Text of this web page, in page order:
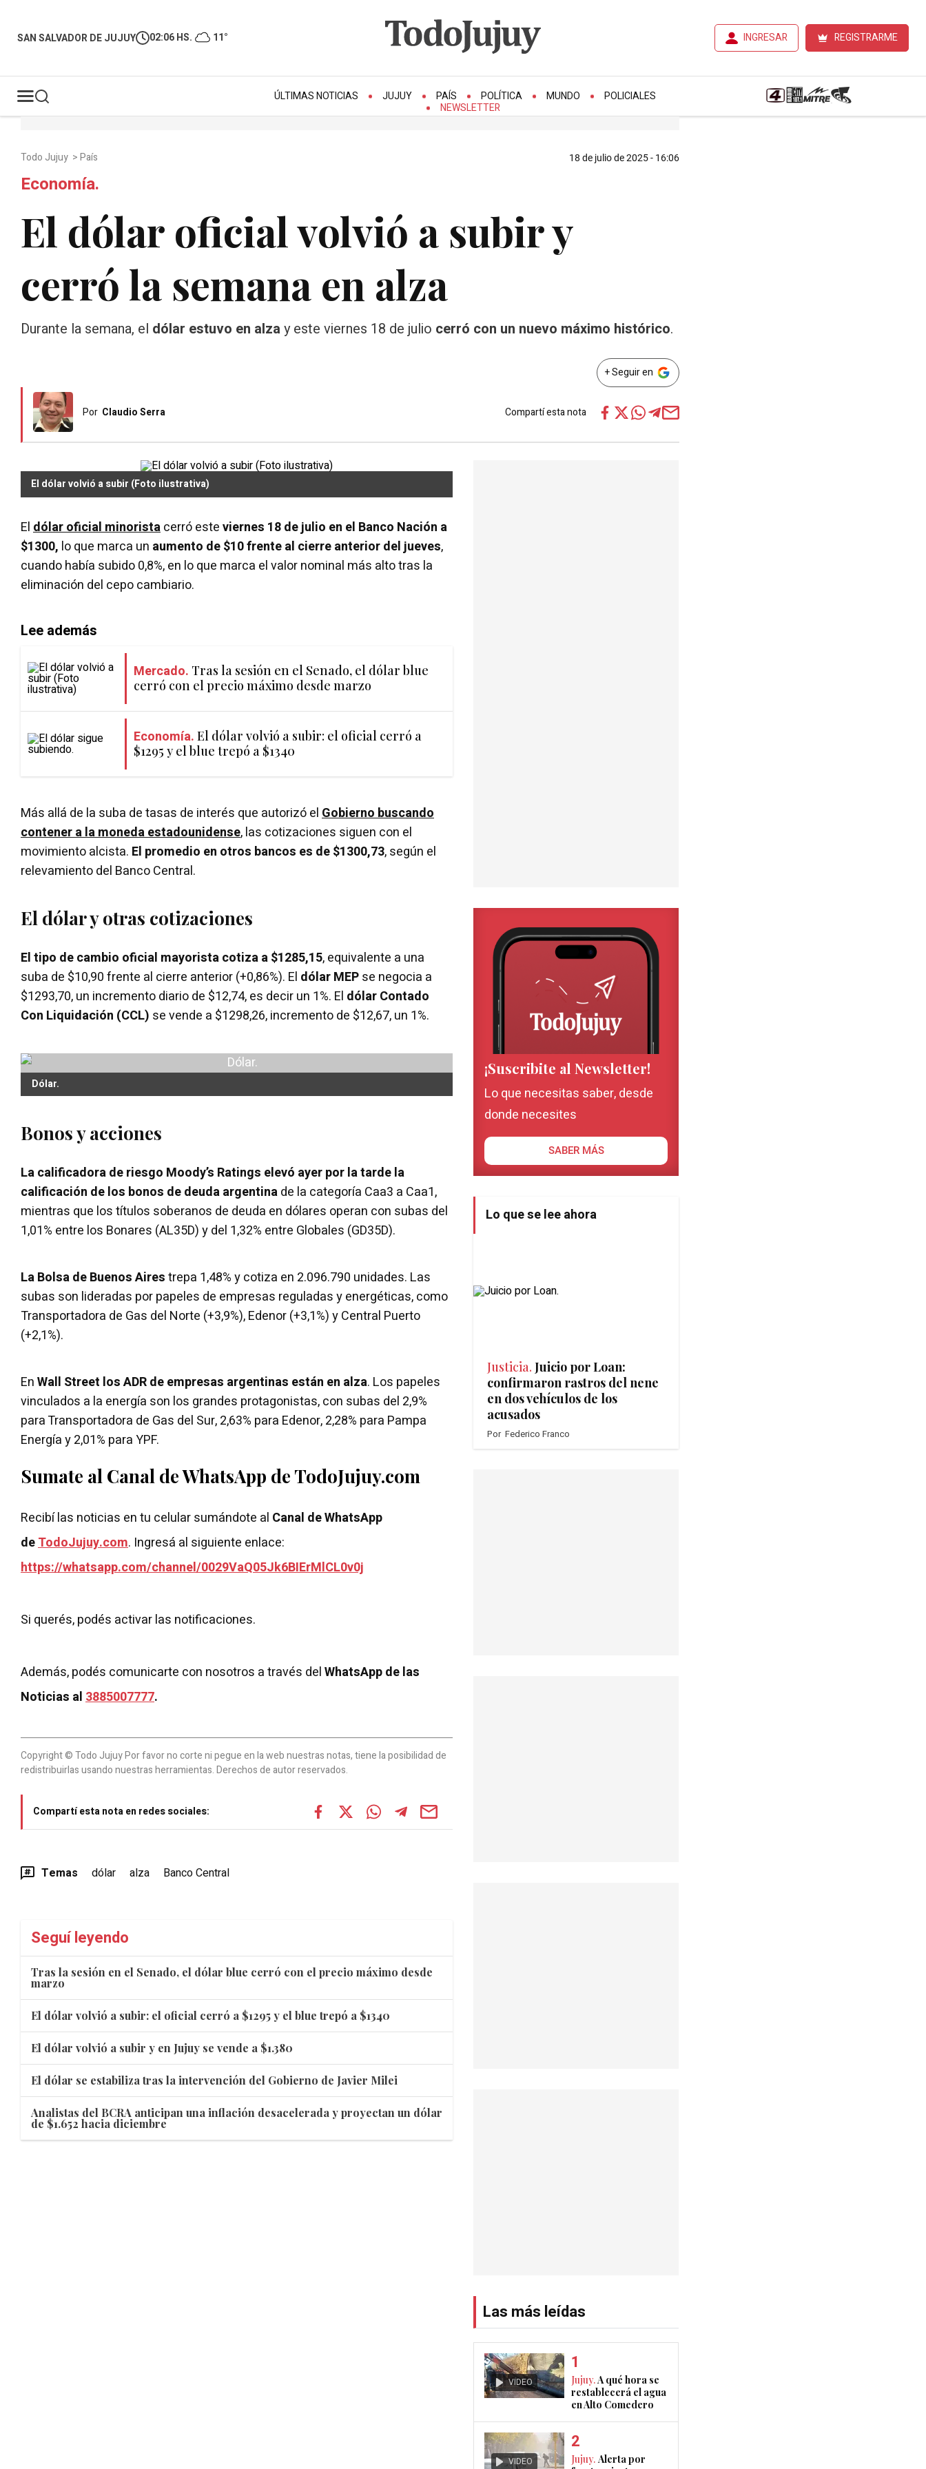
SAN SALVADOR DE JUJUY 02:06 HS. 11° INGRESAR REGISTRARME
ÚLTIMAS NOTICIAS JUJUY PAÍS POLÍTICA MUNDO
POLICIALES
NEWSLETTER
Todo Jujuy >País 18 de julio de 2025 - 16:06
Economía.
El dólar oficial volvió a subir y
cerró la semana en alza
Durante la semana, el dólar estuvo en alza y este viernes 18 de julio cerró con un nuevo máximo histórico.
+ Seguir en
Por Claudio Serra Compartí esta nota
El dólar volvió a subir (Foto ilustrativa)
Eldólar oficial minoristacerró esteviernes 18 de julio en el Banco Nación a
$1300, lo que marca un aumento de $10 frente al cierre anterior del jueves,
cuando había subido 0,8%, en lo que marca el valor nominal más alto tras la
eliminación del cepo cambiario.
Lee además
Mercado. Tras la sesión en el Senado, el dólar blue
cerró con el precio máximo desde marzo
Economía. El dólar volvió a subir: el oficial cerró a
$1295 y el blue trepó a $1340
Más allá de la suba de tasas de interés que autorizó elGobierno buscando
contener a la moneda estadounidense, las cotizaciones siguen con el
movimiento alcista. El promedio en otros bancos es de $1300,73, según el
relevamiento del Banco Central.
El dólar y otras cotizaciones
El tipo de cambio oficial mayorista cotiza a $1285,15, equivalente a una
suba de $10,90 frente al cierre anterior (+0,86%). El dólar MEPse negocia a
$1293,70, un incremento diario de $12,74, es decir un 1%. El dólar Contado
Con Liquidación (CCL) se vende a $1298,26, incremento de $12,67, un 1%.
Dólar.
Bonos y acciones
La calificadora de riesgo Moody’s Ratings elevó ayer por la tarde la
calificación de los bonos de deuda argentinade la categoría Caa3 a Caa1,
mientras que los títulos soberanos de deuda en dólares operan con subas del
1,01% entre los Bonares (AL35D) y del 1,32% entre Globales (GD35D).
La Bolsa de Buenos Airestrepa 1,48% y cotiza en 2.096.790 unidades. Las
subas son lideradas por papeles de empresas reguladas y energéticas, como
Transportadora de Gas del Norte (+3,9%), Edenor (+3,1%) y Central Puerto
(+2,1%).
EnWall Street los ADR de empresas argentinas están en alza. Los papeles
vinculados a la energía son los grandes protagonistas, con subas del 2,9%
para Transportadora de Gas del Sur, 2,63% para Edenor, 2,28% para Pampa
Energía y 2,01% para YPF.
Sumate al Canal de WhatsApp de TodoJujuy.com
Recibí las noticias en tu celular sumándote al Canal de WhatsApp
deTodoJujuy.com. Ingresá al siguiente enlace:
https://whatsapp.com/channel/0029VaQ05Jk6BIErMlCL0v0j
Si querés, podés activar las notificaciones.
Además, podés comunicarte con nosotros a través delWhatsApp de las
Noticias al3885007777.
Copyright © Todo Jujuy Por favor no corte ni pegue en la web nuestras notas, tiene la posibilidad de
redistribuirlas usando nuestras herramientas. Derechos de autor reservados.
Compartí esta nota en redes sociales:
Temas dólar alza Banco Central
Seguí leyendo
Tras la sesión en el Senado, el dólar blue cerró con el precio máximo desde
marzo
El dólar volvió a subir: el oficial cerró a $1295 y el blue trepó a $1340
El dólar volvió a subir y en Jujuy se vende a $1.380
El dólar se estabiliza tras la intervención del Gobierno de Javier Milei
Analistas del BCRA anticipan una inflación desacelerada y proyectan un dólar
de $1.652 hacia diciembre
¡Suscribite al Newsletter!
Lo que necesitas saber, desde
donde necesites
SABER MÁS
Lo que se lee ahora
Justicia. Juicio por Loan:
confirmaron rastros del nene
en dos vehículos de los
acusados
Por Federico Franco
Las más leídas
VIDEO Jujuy.A qué hora se
restablecerá el agua
en Alto Comedero
VIDEO Jujuy. Alerta por